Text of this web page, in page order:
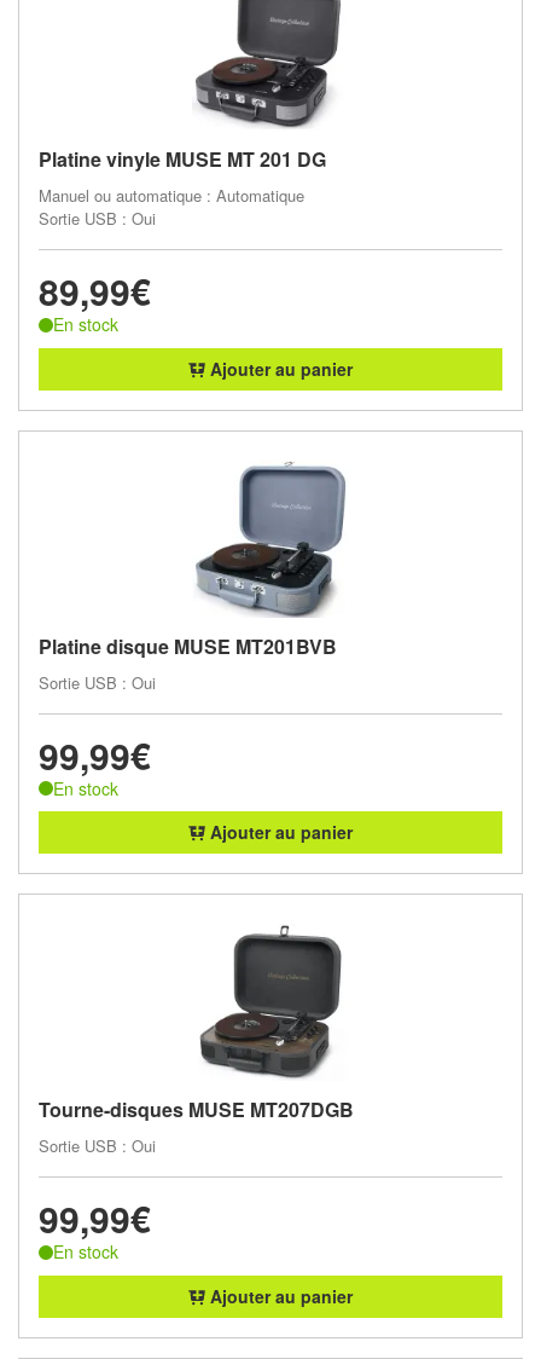
Platine vinyle MUSE MT 201 DG
Manuel ou automatique : Automatique
Sortie USB : Oui
89,99€
En stock
Ajouter au panier
Platine disque MUSE MT201BVB
Sortie USB : Oui
99,99€
En stock
Ajouter au panier
Tourne-disques MUSE MT207DGB
Sortie USB : Oui
99,99€
En stock
Ajouter au panier